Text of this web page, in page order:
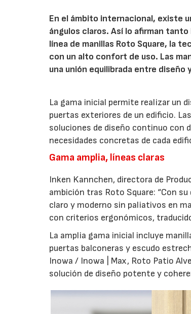
En el ámbito internacional, existe
ángulos claros. Así lo afirman
línea de manillas Roto Square, la
con un alto confort de uso. Las
una unión equilibrada entre diseño
La gama inicial permite realizar un
puertas exteriores de un edificio.
soluciones de diseño continuo con
necesidades concretas de cada
Gama amplia, líneas claras
Inken Kannchen, directora de
ambición tras Roto Square: “Con
claro y moderno sin paliativos en
con criterios ergonómicos,
La amplia gama inicial incluye
puertas balconeras y escudo
Inowa / Inowa | Max, Roto Patio
solución de diseño potente y